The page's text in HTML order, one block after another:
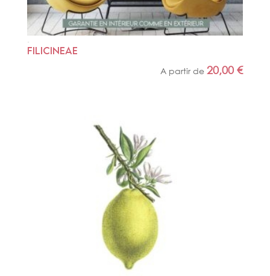
FILICINEAE
A partir de 20,00€